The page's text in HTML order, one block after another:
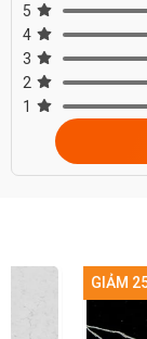
5
4
3
2
1
GIẢM 25%